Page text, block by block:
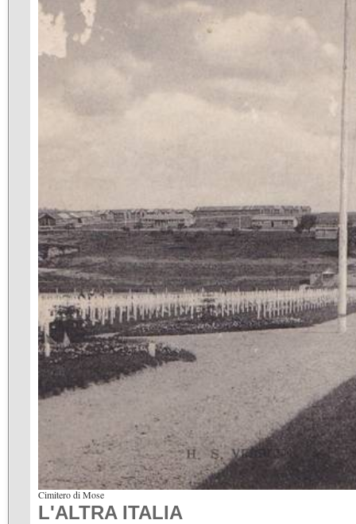
Cimitero di Mose
L'ALTRA ITALIA